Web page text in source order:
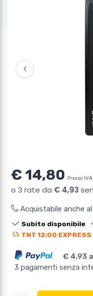
‹
€ 14,80 Prezzo
Acquistabile anche
Subito disponibile
TNT 12:00 EXPRESS
€ 4,93
3 pagamenti senza